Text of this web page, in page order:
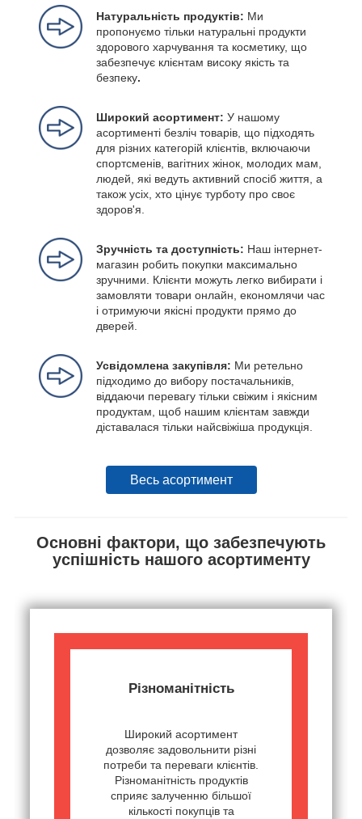
Натуральність продуктів: Ми
пропонуємо тільки натуральні продукти
здорового харчування та косметику, що
забезпечує клієнтам високу якість та
безпеку.
Широкий асортимент: У нашому
асортименті безліч товарів, що підходять
для різних категорій клієнтів, включаючи
спортсменів, вагітних жінок, молодих мам,
людей, які ведуть активний спосіб життя, а
також усіх, хто цінує турботу про своє
здоров'я.
Зручність та доступність: Наш інтернет-
магазин робить покупки максимально
зручними. Клієнти можуть легко вибирати і
замовляти товари онлайн, економлячи час
і отримуючи якісні продукти прямо до
дверей.
Усвідомлена закупівля: Ми ретельно
підходимо до вибору постачальників,
віддаючи перевагу тільки свіжим і якісним
продуктам, щоб нашим клієнтам завжди
діставалася тільки найсвіжіша продукція.
Весь асортимент
Основні фактори, що забезпечують
успішність нашого асортименту
Різноманітність
Широкий асортимент
дозволяє задовольнити різні
потреби та переваги клієнтів.
Різноманітність продуктів
сприяє залученню більшої
кількості покупців та